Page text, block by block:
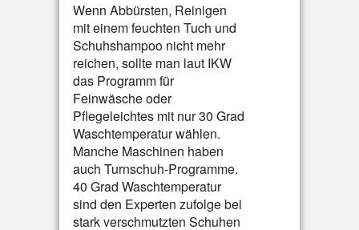
Wenn Abbürsten, Reinigen
mit einem feuchten Tuch und
Schuhshampoo nicht mehr
reichen, sollte man laut IKW
das Programm für
Feinwäsche oder
Pflegeleichtes mit nur 30 Grad
Waschtemperatur wählen.
Manche Maschinen haben
auch Turnschuh-Programme.
40 Grad Waschtemperatur
sind den Experten zufolge bei
stark verschmutzten Schuhen